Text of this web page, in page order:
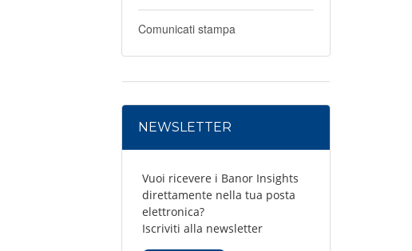
Comunicati stampa
NEWSLETTER
Vuoi ricevere i Banor Insights
direttamente nella tua posta
elettronica?
Iscriviti alla newsletter